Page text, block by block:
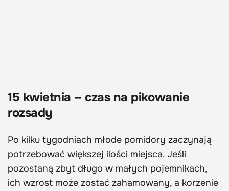
15 kwietnia – czas na pikowanie
rozsady
Po kilku tygodniach młode pomidory zaczynają
potrzebować większej ilości miejsca. Jeśli
pozostaną zbyt długo w małych pojemnikach,
ich wzrost może zostać zahamowany, a korzenie